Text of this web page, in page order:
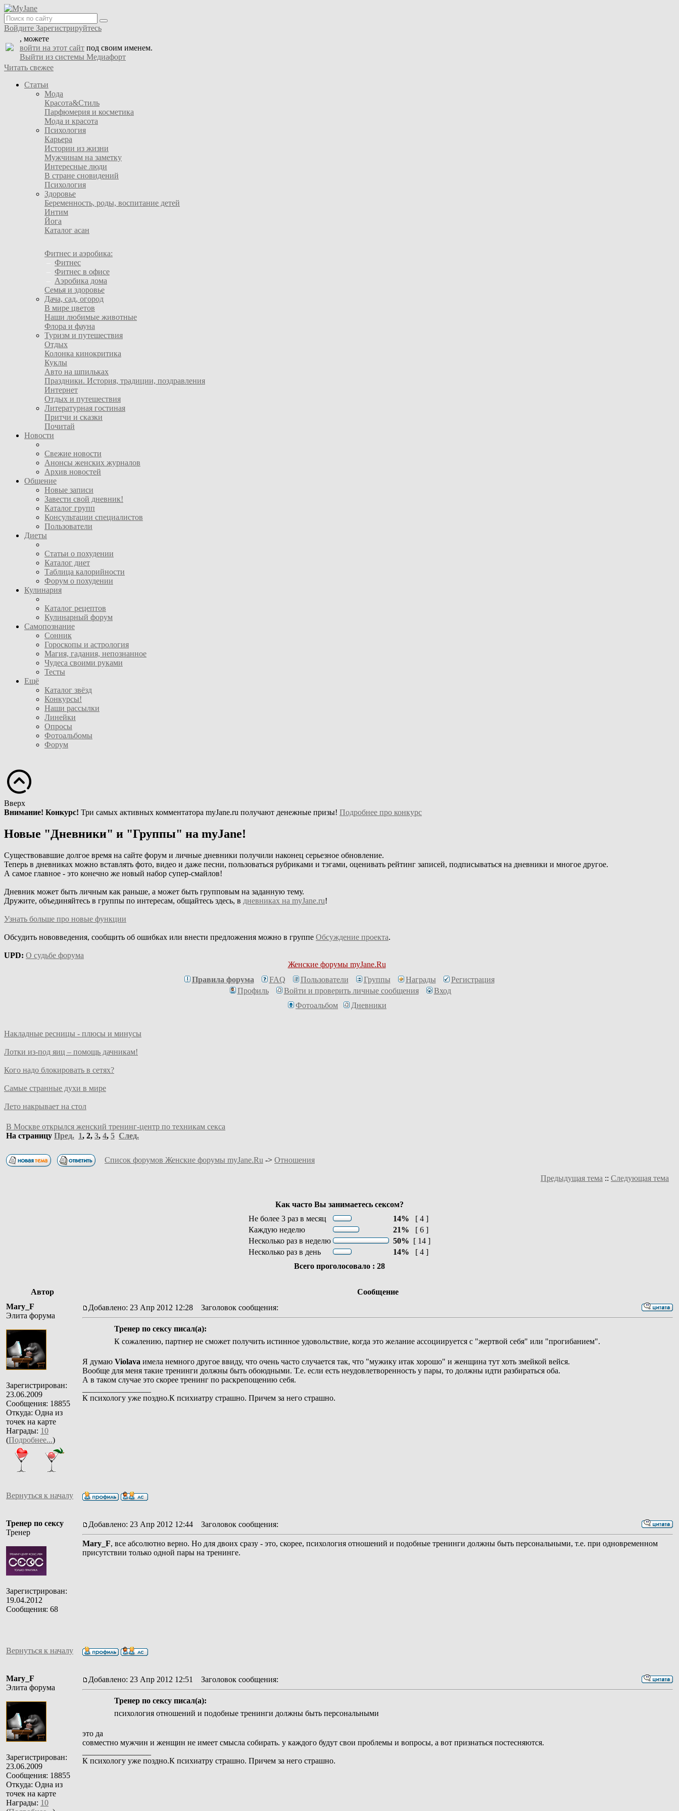
Войдите Зарегистрируйтесь
, можете
войти на этот сайт под своим именем.
Выйти из системы Медиафорт
Читать свежее
Статьи
Мода
Красота&Стиль
Парфюмерия и косметика
Мода и красота
Психология
Карьера
Истории из жизни
Мужчинам на заметку
Интересные люди
В стране сновидений
Психология
Здоровье
Беременность, роды, воспитание детей
Интим
Йога
Каталог асан
Фитнес и аэробика:
Фитнес
Фитнес в офисе
Аэробика дома
Семья и здоровье
Дача, сад, огород
В мире цветов
Наши любимые животные
Флора и фауна
Туризм и путешествия
Отдых
Колонка кинокритика
Куклы
Авто на шпильках
Праздники. История, традиции, поздравления
Интернет
Отдых и путешествия
Литературная гостиная
Притчи и сказки
Почитай
Новости
Свежие новости
Анонсы женских журналов
Архив новостей
Общение
Новые записи
Завести свой дневник!
Каталог групп
Консультации специалистов
Пользователи
Диеты
Статьи о похудении
Каталог диет
Таблица калорийности
Форум о похудении
Кулинария
Каталог рецептов
Кулинарный форум
Самопознание
Сонник
Гороскопы и астрология
Магия, гадания, непознанное
Чудеса своими руками
Тесты
Ещё
Каталог звёзд
Конкурсы!
Наши рассылки
Линейки
Опросы
Фотоальбомы
Форум
Вверх
Внимание! Конкурс! Три самых активных комментатора myJane.ru получают денежные призы! Подробнее про конкурс
Новые "Дневники" и "Группы" на myJane!
Существовавшие долгое время на сайте форум и личные дневники получили наконец серьезное обновление.
Теперь в дневниках можно вставлять фото, видео и даже песни, пользоваться рубриками и тэгами, оценивать рейтинг записей, подписываться на дневники и многое другое.
А самое главное - это конечно же новый набор супер-смайлов!
Дневник может быть личным как раньше, а может быть групповым на заданную тему.
Дружите, объединяйтесь в группы по интересам, общайтесь здесь, в дневниках на myJane.ru!
Узнать больше про новые функции
Обсудить нововведения, сообщить об ошибках или внести предложения можно в группе Обсуждение проекта.
UPD: О судьбе форума
Женские форумы myJane.Ru
Правила форума
FAQ Пользователи Группы Награды
Регистрация
Профиль
Войти и проверить личные сообщения
Вход
Фотоальбом
Дневники
Накладные ресницы - плюсы и минусы
Лотки из-под яиц – помощь дачникам!
Кого надо блокировать в сетях?
Самые странные духи в мире
Лето накрывает на стол
В Москве открылся женский тренинг-центр по техникам секса
На страницу Пред. 1, 2, 3, 4, 5 След.
Список форумов Женские форумы myJane.Ru -> Отношения
Предыдущая тема :: Следующая тема
Как часто Вы занимаетесь сексом?
Не более 3 раз в месяц
14%
[ 4 ]
Каждую неделю
21%
[ 6 ]
Несколько раз в неделю
50% [ 14 ]
Несколько раз в день
14%
[ 4 ]
Всего проголосовало : 28
Автор
Сообщение
Mary_F
Элита форума
Зарегистрирован:
23.06.2009
Сообщения: 18855
Откуда: Одна из
точек на карте
Награды: 10
(Подробнее...)
Добавлено: 23 Апр 2012 12:28 Заголовок сообщения:
Тренер по сексу писал(а):
К сожалению, партнер не сможет получить истинное удовольствие, когда это желание ассоциируется с "жертвой себя" или "прогибанием".
Я думаю Violava имела немного другое ввиду, что очень часто случается так, что "мужику итак хорошо" и женщина тут хоть змейкой вейся.
Вообще для меня такие тренинги должны быть обоюдными. Т.е. если есть неудовлетворенность у пары, то должны идти разбираться оба.
А в таком случае это скорее тренинг по раскрепощению себя.
К психологу уже поздно.К психиатру страшно. Причем за него страшно.
Вернуться к началу
Тренер по сексу
Тренер
Зарегистрирован:
19.04.2012
Сообщения: 68
Добавлено: 23 Апр 2012 12:44 Заголовок сообщения:
Mary_F, все абсолютно верно. Но для двоих сразу - это, скорее, психология отношений и подобные тренинги должны быть персональными, т.е. при одновременном
присутствии только одной пары на тренинге.
Вернуться к началу
Mary_F
Элита форума
Зарегистрирован:
23.06.2009
Сообщения: 18855
Откуда: Одна из
точек на карте
Награды: 10
Добавлено: 23 Апр 2012 12:51 Заголовок сообщения:
Тренер по сексу писал(а):
психология отношений и подобные тренинги должны быть персональными
это да
совместно мужчин и женщин не имеет смысла собирать. у каждого будут свои проблемы и вопросы, а вот признаться постесняются.
К психологу уже поздно.К психиатру страшно. Причем за него страшно.